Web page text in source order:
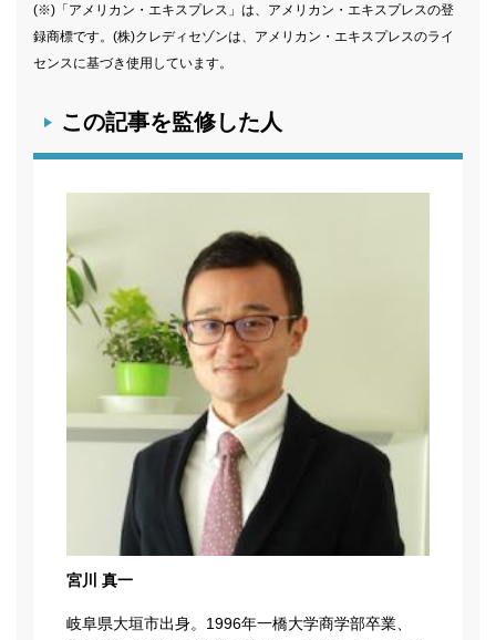
(※)「アメリカン・エキスプレス」は、アメリカン・エキスプレスの登
録商標です。(株)クレディセゾンは、アメリカン・エキスプレスのライ
センスに基づき使用しています。
この記事を監修した人
宮川 真一
岐阜県大垣市出身。1996年一橋大学商学部卒業、